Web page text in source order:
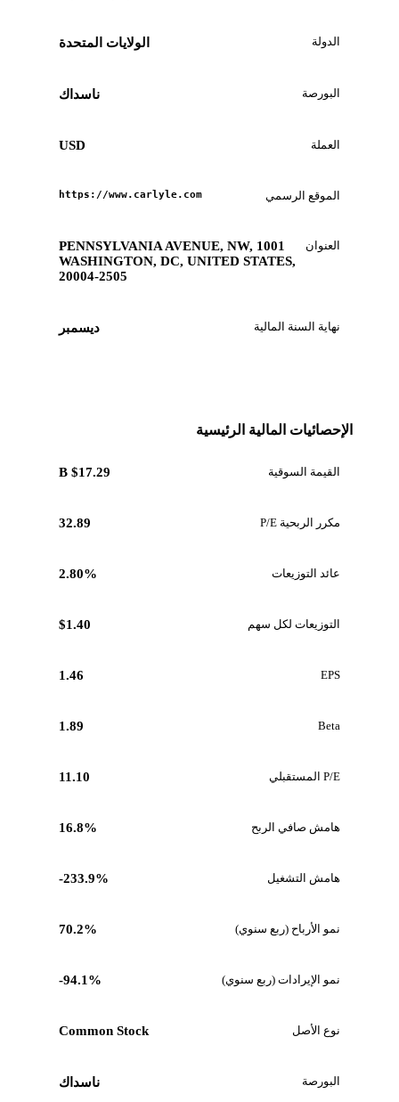
الدولة الولايات المتحدة
البورصة ناسداك
العملة USD
الموقع الرسمي https://www.carlyle.com
العنوان
1001 PENNSYLVANIA AVENUE, NW,
WASHINGTON, DC, UNITED STATES,
20004-2505
نهاية السنة المالية ديسمبر
الإحصائيات المالية الرئيسية
القيمة السوقية $17.29 B
مكرر الربحية P/E 32.89
عائد التوزيعات 2.80%
التوزيعات لكل سهم $1.40
EPS
1.46
Beta
1.89
P/E المستقبلي 11.10
هامش صافي الربح 16.8%
هامش التشغيل -233.9%
نمو الأرباح (ربع سنوي) 70.2%
نمو الإيرادات (ربع سنوي) -94.1%
نوع الأصل Common Stock
البورصة ناسداك